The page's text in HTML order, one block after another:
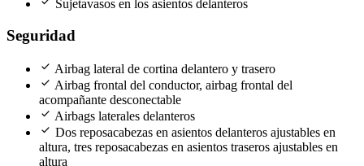
Sujetavasos en los asientos delanteros
Seguridad
check Airbag lateral de cortina delantero y trasero
check Airbag frontal del conductor, airbag frontal del
acompañante desconectable
check Airbags laterales delanteros
check Dos reposacabezas en asientos delanteros ajustables en
altura, tres reposacabezas en asientos traseros ajustables en
altura